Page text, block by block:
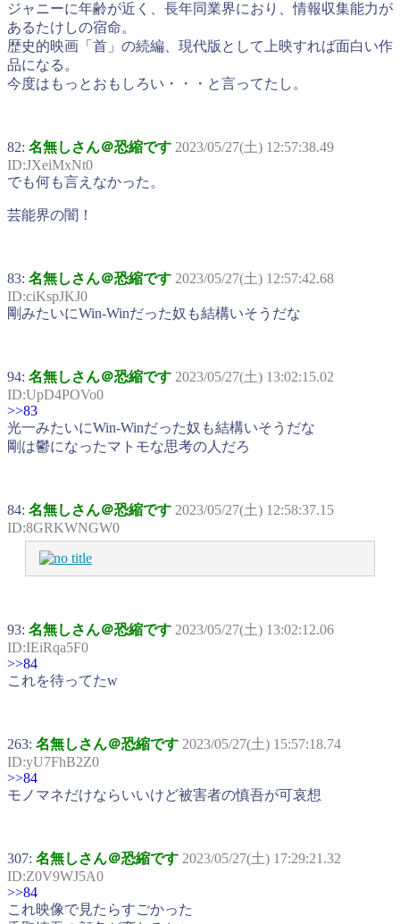
ジャニーに年齢が近く、長年同業界におり、情報収集能力が
あるたけしの宿命。
歴史的映画「首」の続編、現代版として上映すれば面白い作
品になる。
今度はもっとおもしろい・・・と言ってたし。
82: 名無しさん＠恐縮です 2023/05/27(土) 12:57:38.49
ID:JXeiMxNt0
でも何も言えなかった。
芸能界の闇！
83: 名無しさん＠恐縮です 2023/05/27(土) 12:57:42.68
ID:ciKspJKJ0
剛みたいにWin-Winだった奴も結構いそうだな
94: 名無しさん＠恐縮です 2023/05/27(土) 13:02:15.02
ID:UpD4POVo0
>>83
光一みたいにWin-Winだった奴も結構いそうだな
剛は鬱になったマトモな思考の人だろ
84: 名無しさん＠恐縮です 2023/05/27(土) 12:58:37.15
ID:8GRKWNGW0
93: 名無しさん＠恐縮です 2023/05/27(土) 13:02:12.06
ID:IEiRqa5F0
>>84
これを待ってたw
263: 名無しさん＠恐縮です 2023/05/27(土) 15:57:18.74
ID:yU7FhB2Z0
>>84
モノマネだけならいいけど被害者の慎吾が可哀想
307: 名無しさん＠恐縮です 2023/05/27(土) 17:29:21.32
ID:Z0V9WJ5A0
>>84
これ映像で見たらすごかった